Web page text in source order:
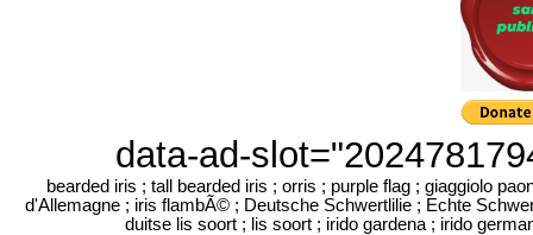
data-ad-
bearded iris ; tall bearded iris ; orris ; purple flag ; giaggiolo
d'Allemagne ; iris flambÃ© ; Deutsche Schwertlilie ; Echte
duitse lis soort ; lis soort ; irido gardena ; irido